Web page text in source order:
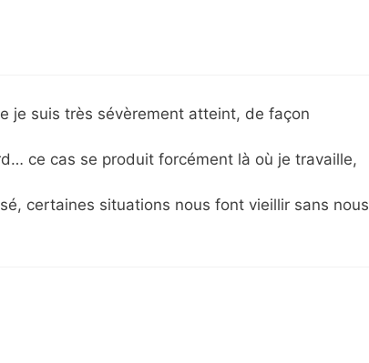
je suis très sévèrement atteint, de façon
ce cas se produit forcément là où je travaille,
certaines situations nous font vieillir sans nous